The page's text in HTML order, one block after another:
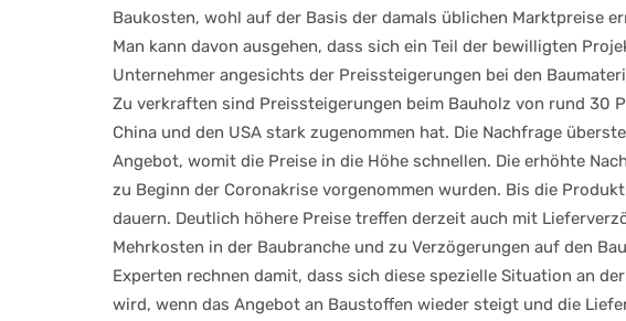
Baukosten, wohl auf der Basis der damals üblichen Marktpreise
Man kann davon ausgehen, dass sich ein Teil der bewilligten
Unternehmer angesichts der Preissteigerungen bei den
Zu verkraften sind Preissteigerungen beim Bauholz von rund 30
China und den USA stark zugenommen hat. Die Nachfrage
Angebot, womit die Preise in die Höhe schnellen. Die erhöhte
zu Beginn der Coronakrise vorgenommen wurden. Bis die
dauern. Deutlich höhere Preise treffen derzeit auch mit
Mehrkosten in der Baubranche und zu Verzögerungen auf den
Experten rechnen damit, dass sich diese spezielle Situation an
wird, wenn das Angebot an Baustoffen wieder steigt und die